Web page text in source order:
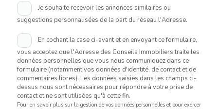
Je souhaite recevoir les annonces similaires ou
suggestions personnalisées de la part du réseau l'Adresse.
En cochant la case ci-avant et en envoyant ce formulaire,
vous acceptez que l'Adresse des Conseils Immobiliers traite les
données personnelles que vous nous communiquez dans ce
formulaire (notamment vos données d'identité, de contact et de
commentaires libres). Les données saisies dans les champs ci-
dessus nous sont nécessaires pour répondre à votre prise de
contact et ne sont utilisées qu'à cette fin.
Pour en savoir plus sur la gestion de vos données personnelles et pour exercer